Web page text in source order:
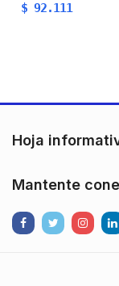
Mhz).
CARD-M1K/
CARD-
Físicas y
operación:
$ 92.111
Hoja
Mantente